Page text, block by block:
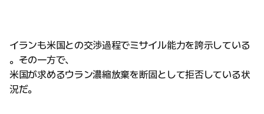
イランも米国との交渉過程でミサイル能力を誇示している
。その一方で、
米国が求めるウラン濃縮放棄を断固として拒否している状
況だ。